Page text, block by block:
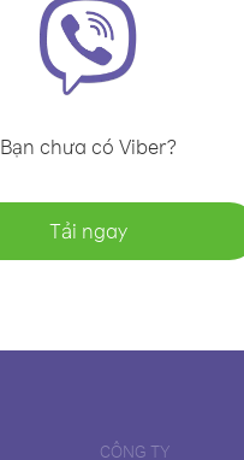
Bạn chưa có Viber?
Tải ngay
CÔNG TY